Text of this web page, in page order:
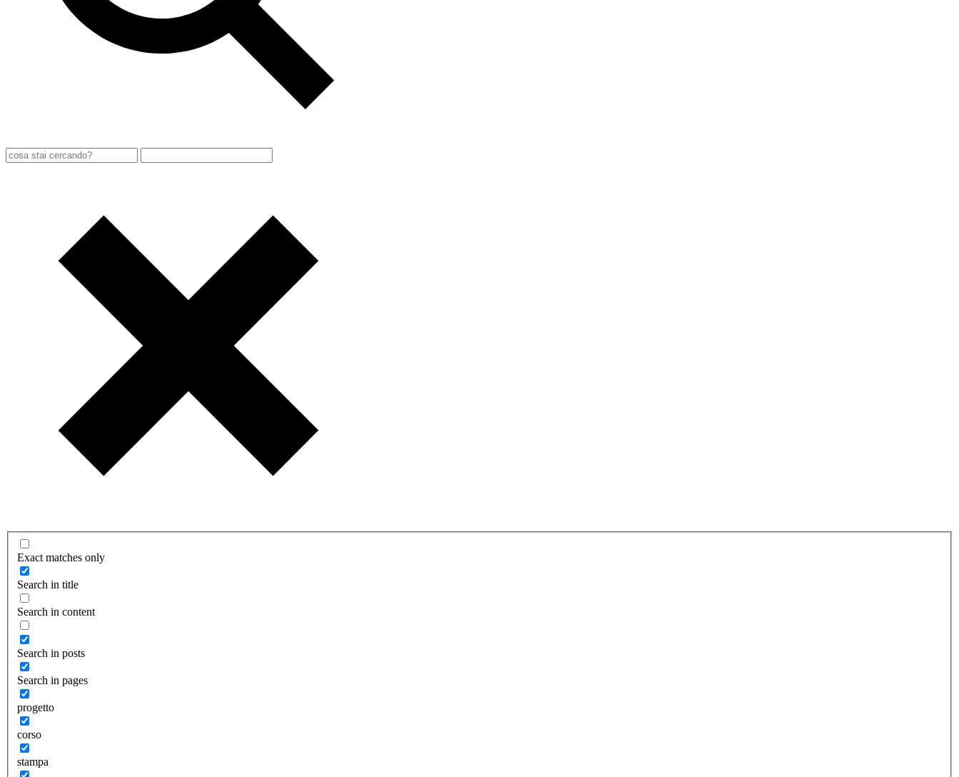
Exact matches only
Search in title
Search in content
Search in posts
Search in pages
progetto
corso
stampa